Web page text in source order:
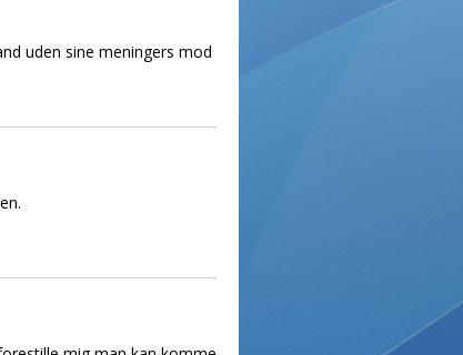
uden sine meningers mod